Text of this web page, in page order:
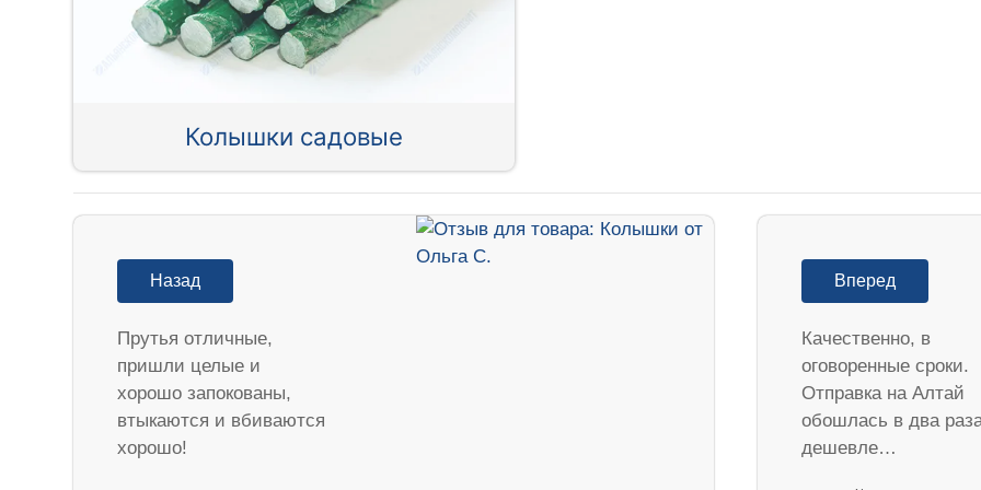
Колышки садовые
Назад
Прутья отличные,
пришли целые и
хорошо запокованы,
втыкаются и вбиваются
хорошо!
Вперед
Качественно, в
оговоренные сроки.
Отправка на Алтай
обошлась в два
дешевле…